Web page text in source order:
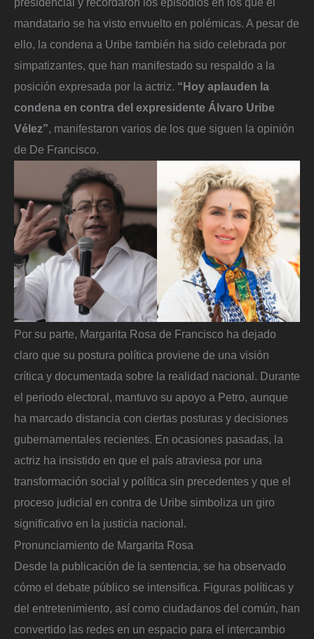
mandatario se ha visto envuelto en polémicas. A pesar de
ello, la condena a Uribe también ha sido celebrada por
simpatizantes, que han manifestado su respaldo a la
posición expresada por la actriz. “Hoy aplauden la
condena en contra del expresidente Álvaro Uribe
Vélez”, manifestaron varios de los que siguen la opinión
de De Francisco.
Por su parte, Margarita Rosa de Francisco ha dejado
claro que su postura política proviene de una visión
crítica y documentada sobre la realidad nacional. Durante
el periodo electoral, mantuvo su apoyo a Petro, aunque
ha marcado distancia con ciertas posturas y decisiones
gubernamentales recientes. En ocasiones pasadas, la
actriz ha insistido en que el país atraviesa por una
transformación social y política sin precedentes y que el
proceso judicial en contra de Uribe simboliza un giro
significativo en la justicia nacional.
Pronunciamiento de Margarita Rosa
Desde la publicación de la sentencia, se ha observado
cómo el debate público se intensifica. Figuras políticas y
del entretenimiento, así como ciudadanos del común, han
convertido las redes en un espacio para el intercambio